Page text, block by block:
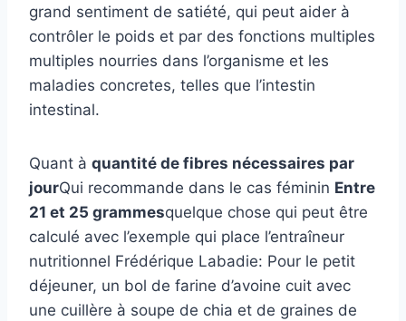
grand sentiment de satiété, qui peut aider à
contrôler le poids et par des fonctions multiples
multiples nourries dans l’organisme et les
maladies concretes, telles que l’intestin
intestinal.
Quant à quantité de fibres nécessaires par
jourQui recommande dans le cas féminin Entre
21 et 25 grammesquelque chose qui peut être
calculé avec l’exemple qui place l’entraîneur
nutritionnel Frédérique Labadie: Pour le petit
déjeuner, un bol de farine d’avoine cuit avec
une cuillère à soupe de chia et de graines de